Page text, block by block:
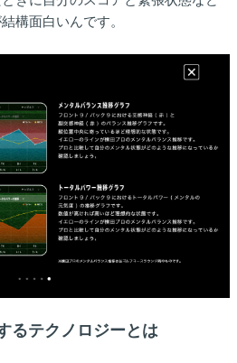
構面白いんです。
るテクノロジーとは